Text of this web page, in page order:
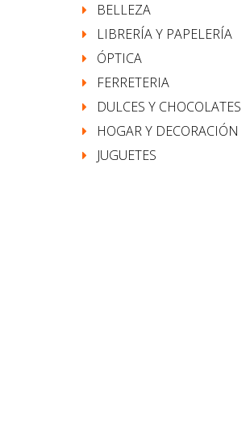
BELLEZA
LIBRERÍA Y PAPELERÍA
ÓPTICA
FERRETERIA
DULCES Y CHOCOLATES
HOGAR Y DECORACIÓN
JUGUETES